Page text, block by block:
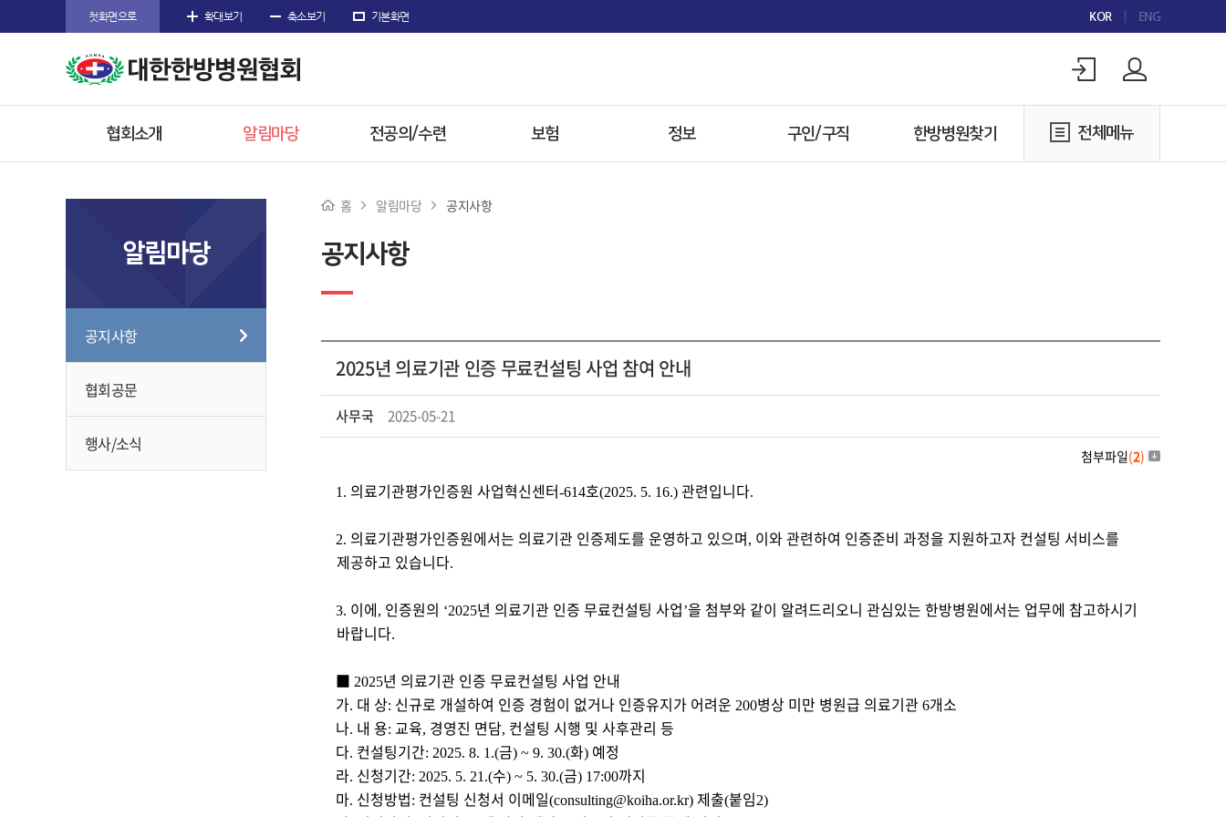
첫화면으로 확대보기 축소보기 기본화면 KOR ENG
협회소개
인사말
임원소개
알림마당
공지사항
전공의/수련
공지사항
참고자료
보험 정보 구인/구직 한방병원찾기 전체메뉴
알림마당
공지사항
협회공문
행사/소식
홈 알림마당 공지사항
공지사항
2025년 의료기관 인증 무료컨설팅 사업 참여 안내
사무국 2025-05-21
첨부파일(2)
1. 의료기관평가인증원 사업혁신센터-614호(2025. 5. 16.) 관련입니다.
2. 의료기관평가인증원에서는 의료기관 인증제도를 운영하고 있으며, 이와 관련하여 인증준비 과정을 지원하고자 컨설팅 서비스를
제공하고 있습니다.
3. 이에, 인증원의 ‘2025년 의료기관 인증 무료컨설팅 사업’을 첨부와 같이 알려드리오니 관심있는 한방병원에서는 업무에 참고하시기
바랍니다.
■ 2025년 의료기관 인증 무료컨설팅 사업 안내
가. 대 상: 신규로 개설하여 인증 경험이 없거나 인증유지가 어려운 200병상 미만 병원급 의료기관 6개소
나. 내 용: 교육, 경영진 면담, 컨설팅 시행 및 사후관리 등
다. 컨설팅기간: 2025. 8. 1.(금) ~ 9. 30.(화) 예정
라. 신청기간: 2025. 5. 21.(수) ~ 5. 30.(금) 17:00까지
마. 신청방법: 컨설팅 신청서 이메일(consulting@koiha.or.kr) 제출(붙임2)